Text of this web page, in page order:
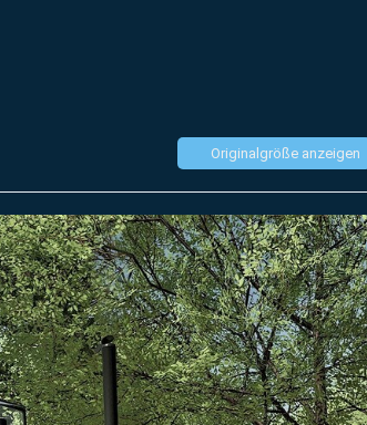
Originalgröße anzeigen